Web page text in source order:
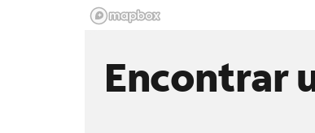
Encontrar